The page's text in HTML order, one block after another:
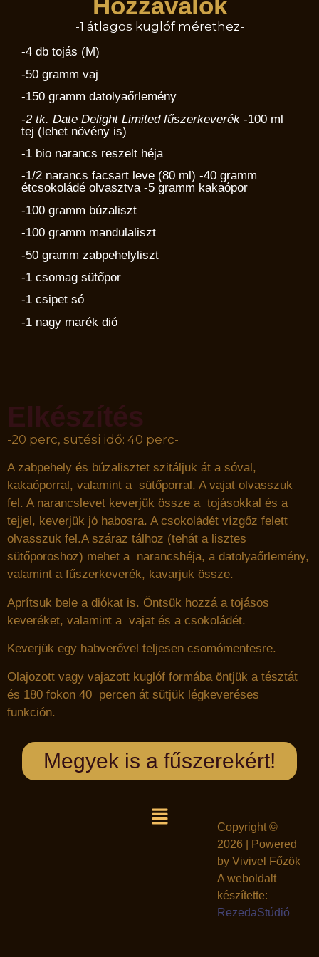
-1 átlagos kuglóf mérethez-
-4 db tojás (M)
-50 gramm vaj
-150 gramm datolyaőrlemény
-2 tk. Date Delight Limited fűszerkeverék -100 ml
tej (lehet növény is)
-1 bio narancs reszelt héja
-1/2 narancs facsart leve (80 ml) -40 gramm
étcsokoládé olvasztva -5 gramm kakaópor
-100 gramm búzaliszt
-100 gramm mandulaliszt
-50 gramm zabpehelyliszt
-1 csomag sütőpor
-1 csipet só
-1 nagy marék dió
Elkészítés
-20 perc, sütési idő: 40 perc-
A zabpehely és búzalisztet szitáljuk át a sóval,
kakaóporral, valamint a sütőporral. A vajat olvasszuk
fel. A narancslevet keverjük össze a tojásokkal és a
tejjel, keverjük jó habosra. A csokoládét vízgőz felett
olvasszuk fel.A száraz tálhoz (tehát a lisztes
sütőporoshoz) mehet a narancshéja, a datolyaőrlemény,
valamint a fűszerkeverék, kavarjuk össze.
Aprítsuk bele a diókat is. Öntsük hozzá a tojásos
keveréket, valamint a vajat és a csokoládét.
Keverjük egy habverővel teljesen csomómentesre.
Olajozott vagy vajazott kuglóf formába öntjük a tésztát
és 180 fokon 40 percen át sütjük légkeveréses
funkción.
Megyek is a fűszerekért!
Copyright ©
2026 | Powered
by Vivivel Főzök
A weboldalt
készítette:
RezedaStúdió